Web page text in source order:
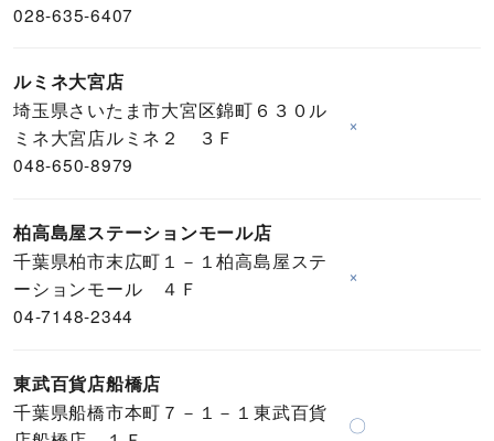
028-635-6407
ルミネ大宮店
埼玉県さいたま市大宮区錦町６３０ル
ミネ大宮店ルミネ２ ３Ｆ
048-650-8979
×
柏高島屋ステーションモール店
千葉県柏市末広町１－１柏高島屋ステ
ーションモール ４Ｆ
04-7148-2344
×
東武百貨店船橋店
千葉県船橋市本町７－１－１東武百貨
〇